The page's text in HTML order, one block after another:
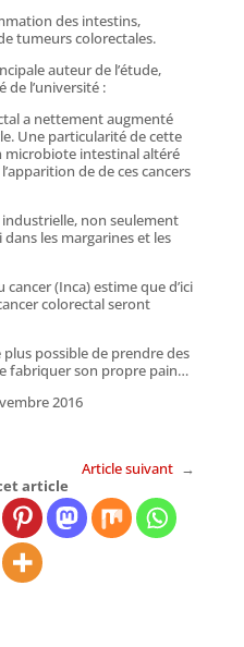
des intestins,
tumeurs colorectales.
auteur de l’étude,
l’université :
a nettement augmenté
Une particularité de cette
microbiote intestinal altéré
de de ces cancers
non seulement
les margarines et les
(Inca) estime que d’ici
colorectal seront
plus possible de prendre des
fabriquer son propre pain…
2016
Article suivant →
article